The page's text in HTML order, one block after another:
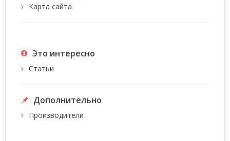
Карта сайта
Это интересно
Статьи
Дополнительно
Производители